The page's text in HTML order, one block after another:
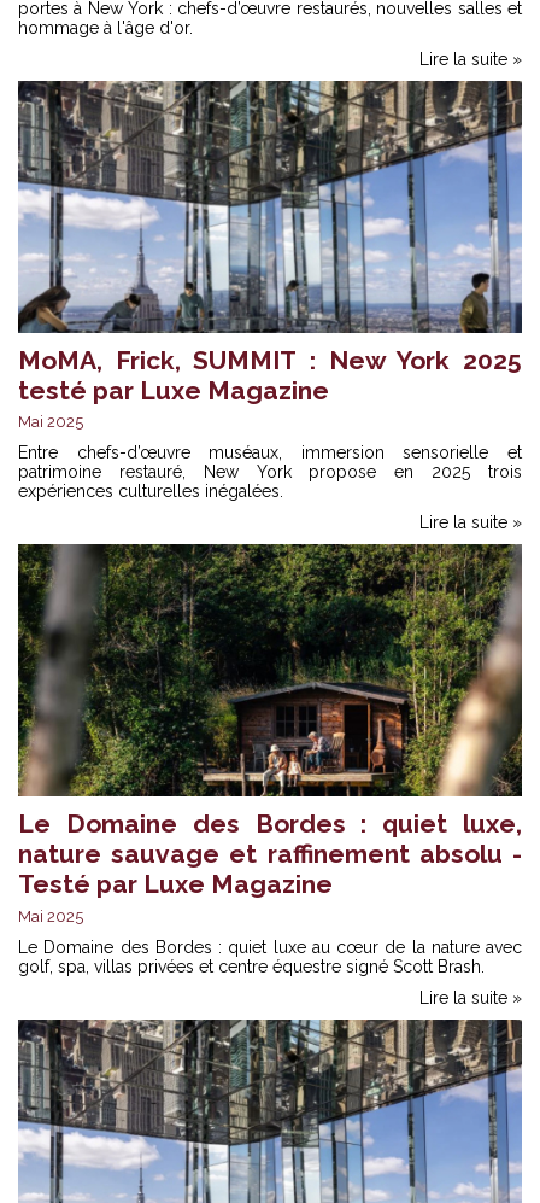
portes à New York : chefs-d’œuvre restaurés, nouvelles salles et
hommage à l'âge d'or.
Lire la suite »
MoMA, Frick, SUMMIT : New York 2025
testé par Luxe Magazine
Mai 2025
Entre chefs-d’œuvre muséaux, immersion sensorielle et
patrimoine restauré, New York propose en 2025 trois
expériences culturelles inégalées.
Lire la suite »
Le Domaine des Bordes : quiet luxe,
nature sauvage et raffinement absolu -
Testé par Luxe Magazine
Mai 2025
Le Domaine des Bordes : quiet luxe au cœur de la nature avec
golf, spa, villas privées et centre équestre signé Scott Brash.
Lire la suite »